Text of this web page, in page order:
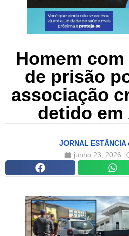
Homem
de prisão
associação
detido em
JORNAL ESTÂNCIA
junho 23, 2026